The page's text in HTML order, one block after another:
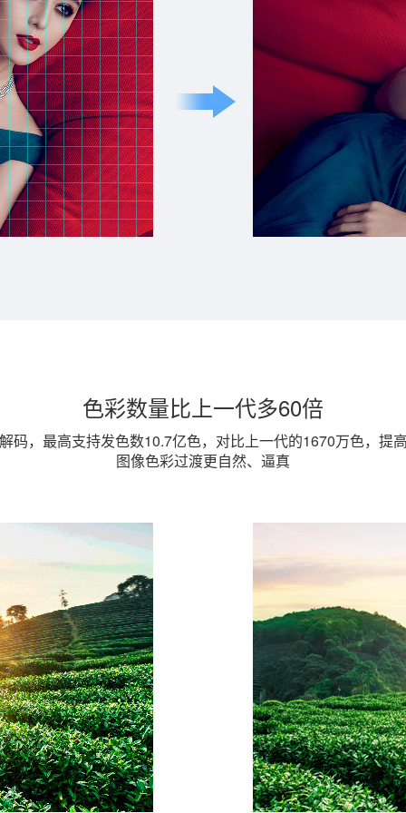
色彩数量比上一代多60倍
码，最高支持发色数10.7亿色，对比上一代的1670万色，提
图像色彩过渡更自然、逼真